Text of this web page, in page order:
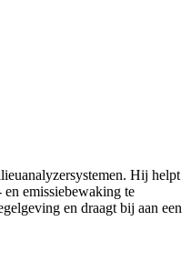
Hij helpt
emissiebewaking te
en draagt bij aan een